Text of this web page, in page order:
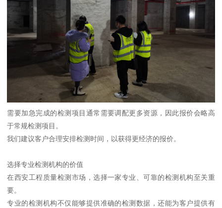
需要加急完成的检测项目通常需要调配更多资源，因此报价会略高
于常规检测项目。
我们建议客户合理安排检测时间，以获得更经济的报价。
选择专业检测机构的价值
在西安工程质量检测市场，选择一家专业、可靠的检测机构至关重
要。
专业的检测机构不仅能够提供准确的检测数据，还能为客户提供有